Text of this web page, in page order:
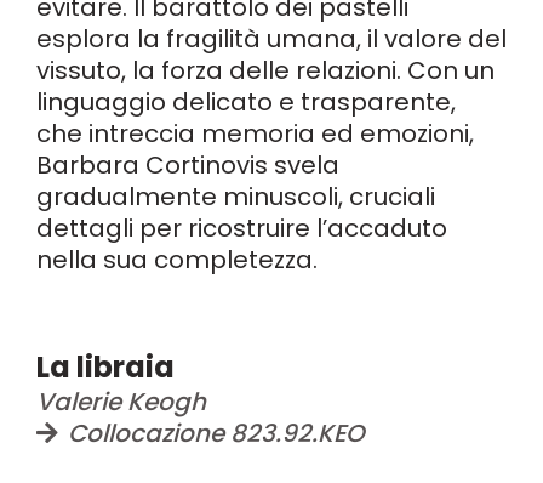
evitare. Il barattolo dei pastelli
esplora la fragilità umana, il valore del
vissuto, la forza delle relazioni. Con un
linguaggio delicato e trasparente,
che intreccia memoria ed emozioni,
Barbara Cortinovis svela
gradualmente minuscoli, cruciali
dettagli per ricostruire l’accaduto
nella sua completezza.
La libraia
Valerie Keogh
Collocazione 823.92.KEO